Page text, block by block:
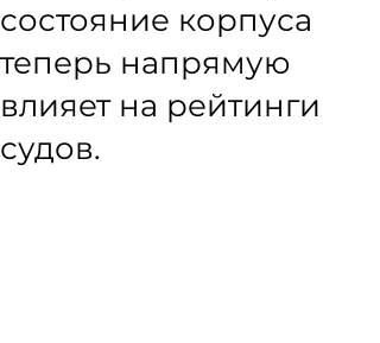
состояние корпуса
теперь напрямую
влияет на рейтинги
судов.